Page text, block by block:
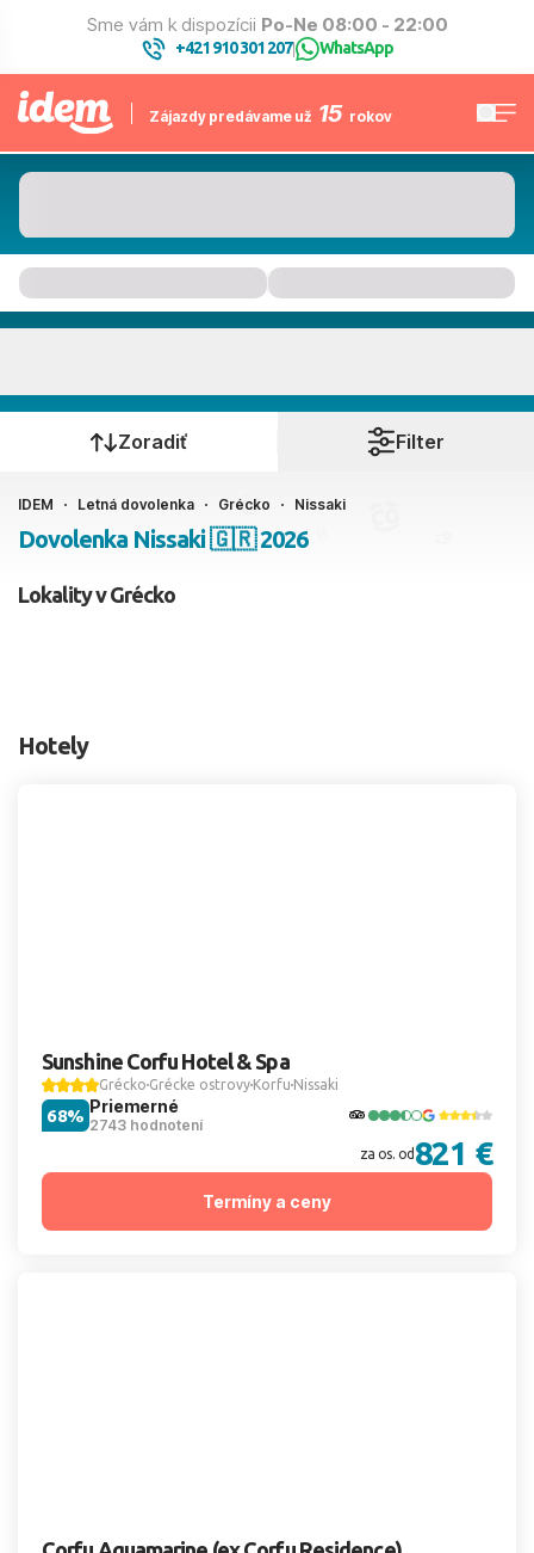
Sme vám k dispozícii Po-Ne 08:00 - 22:00
+421 910 301 207| WhatsApp
Zájazdy predávame už 15 rokov
Kedy cestujete?
Ako cestujete?
2 dospelí, 0 deti
Zoradiť Filter
IDEM Letná dovolenka Grécko Nissaki
Dovolenka Nissaki 🇬🇷 2026
Lokality v Grécko
Hotely
Sunshine Corfu Hotel & Spa
Grécko Grécke ostrovy Korfu Nissaki
Priemerné
2743 hodnotení
68%
za os. od 821 €
Termíny a ceny